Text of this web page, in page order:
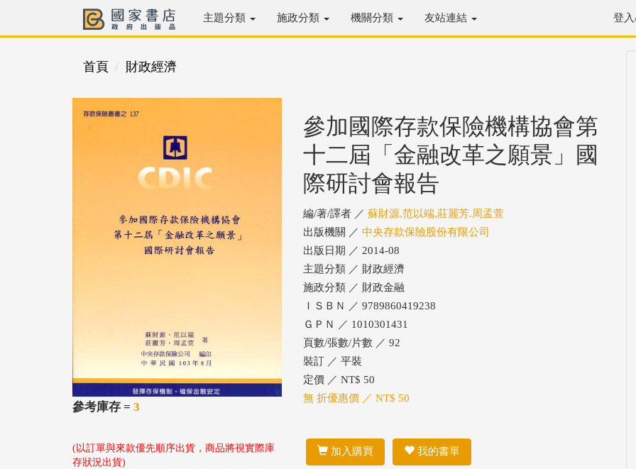
主題分類 施政分類 機關分類 友站連結 登
首頁 財政經濟
參考庫存 = 3
(以訂單與來款優先順序出貨，商品將視實際庫
存狀況出貨)
參加國際存款保險機構協會第
十二屆「金融改革之願景」國
際研討會報告
編/著/譯者 ／ 蘇財源,范以端,莊麗芳.周孟萱
出版機關 ／ 中央存款保險股份有限公司
出版日期 ／ 2014-08
主題分類 ／ 財政經濟
施政分類 ／ 財政金融
ＩＳＢＮ ／ 9789860419238
ＧＰＮ ／ 1010301431
頁數/張數/片數 ／ 92
裝訂 ／ 平裝
定價 ／ NT$ 50
無 折優惠價 ／ NT$ 50
加入購買 我的書單